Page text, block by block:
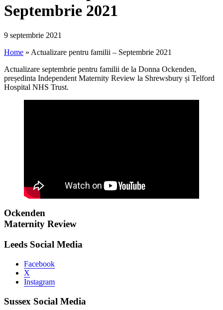
Septembrie 2021
9 septembrie 2021
Home » Actualizare pentru familii – Septembrie 2021
Actualizare septembrie pentru familii de la Donna Ockenden,
președinta Independent Maternity Review la Shrewsbury și Telford
Hospital NHS Trust.
Ockenden
Maternity Review
Leeds Social Media
Facebook
X
Instagram
Sussex Social Media